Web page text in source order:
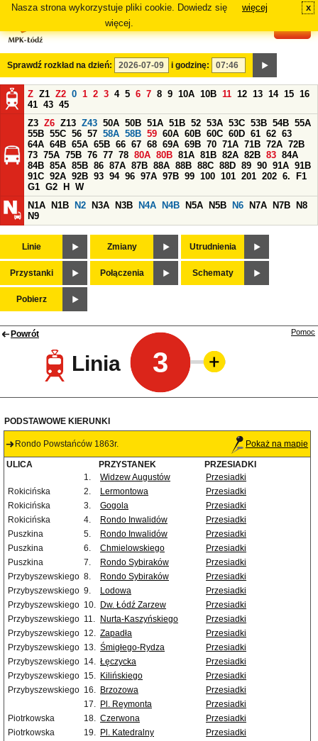
Nasza strona wykorzystuje pliki cookie. Dowiedz się
więcej.
więcej x
Sprawdź rozkład na dzień: i godzinę:
Z Z1 Z2 0 1 2 3 4 5 6 7 8 9 10A 10B 11 12 13 14 15 16
41 43 45
Z3 Z6 Z13 Z43 50A 50B 51A 51B 52 53A 53C 53B 54B 55A
55B 55C 56 57 58A 58B 59 60A 60B 60C 60D 61 62 63
64A 64B 65A 65B 66 67 68 69A 69B 70 71A 71B 72A 72B
73 75A 75B 76 77 78 80A 80B 81A 81B 82A 82B 83 84A
84B 85A 85B 86 87A 87B 88A 88B 88C 88D 89 90 91A 91B
91C 92A 92B 93 94 96 97A 97B 99 100 101 201 202 6.
F1
G1 G2 H
W
N1A
N1B N2 N3A N3B N4A N4B N5A N5B N6 N7A N7B
N8
N9
Linie Zmiany Utrudnienia
Przystanki Połączenia Schematy
Pobierz
Powrót
Linia 3
Pomoc
PODSTAWOWE KIERUNKI
Rondo Powstańców 1863r. Pokaż na mapie
ULICA PRZYSTANEK
PRZESIADKI
1.
Widzew Augustów
Przesiadki
Rokicińska
2. Lermontowa
Przesiadki
Rokicińska
3. Gogola
Przesiadki
Rokicińska
4. Rondo Inwalidów
Przesiadki
Puszkina
5. Rondo Inwalidów
Przesiadki
Puszkina
6. Chmielowskiego
Przesiadki
Puszkina
7. Rondo Sybiraków
Przesiadki
Przybyszewskiego 8. Rondo Sybiraków
Przesiadki
Przybyszewskiego 9. Lodowa
Przesiadki
Przybyszewskiego 10. Dw. Łódź Zarzew
Przesiadki
Przybyszewskiego 11. Nurta-Kaszyńskiego
Przesiadki
Przybyszewskiego 12. Zapadła
Przesiadki
Przybyszewskiego 13. Śmigłego-Rydza
Przesiadki
Przybyszewskiego 14. Łęczycka
Przesiadki
Przybyszewskiego 15. Kilińskiego
Przesiadki
Przybyszewskiego 16. Brzozowa
Przesiadki
17. Pl. Reymonta
Przesiadki
Piotrkowska
18. Czerwona
Przesiadki
Piotrkowska
19. Pl. Katedralny
Przesiadki